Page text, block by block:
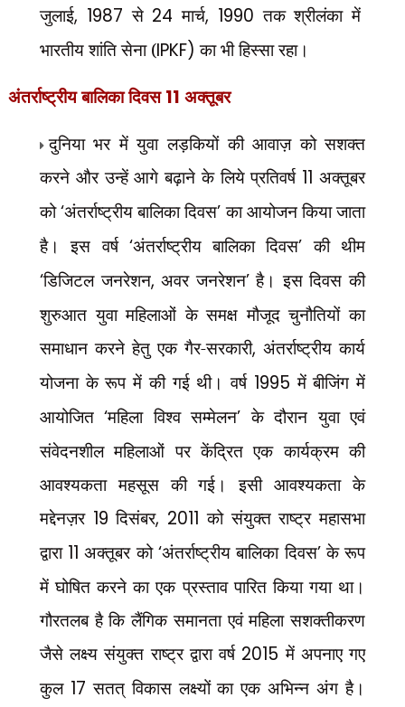
जुलाई, 1987 से 24 मार्च, 1990 तक श्रीलंका में
भारतीय शांति सेना (IPKF)का भी हिस्सा रहा।
अंतर्राष्ट्रीय बालिका दिवस 11 अक्तूबर
दुनिया भर में युवा लड़कियों की आवाज़ को सशक्त
करने और उन्हें आगे बढ़ाने के लिये प्रतिवर्ष 11 अक्तूबर
को‘अंतर्राष्ट्रीय बालिका दिवस’का आयोजन किया जाता
है। इस वर्ष ‘अंतर्राष्ट्रीय बालिका दिवस’की थीम
‘डिजिटल जनरेशन,अवर जनरेशन’है। इस दिवस की
शुरुआत युवा महिलाओं के समक्ष मौजूद चुनौतियों का
समाधान करने हेतु एक गैर-सरकारी,अंतर्राष्ट्रीय कार्य
योजना के रूप में की गई थी। वर्ष 1995 में बीजिंग में
आयोजित‘महिला विश्व सम्मेलन’के दौरान युवा एवं
संवेदनशील महिलाओं पर केंद्रित एक कार्यक्रम की
आवश्यकता महसूस की गई। इसी आवश्यकता के
मद्देनज़र 19 दिसंबर, 2011 को संयुक्त राष्ट्र महासभा
द्वारा 11 अक्तूबर को ‘अंतर्राष्ट्रीय बालिका दिवस’के रूप
में घोषित करने का एक प्रस्ताव पारित किया गया था।
गौरतलब है कि लैंगिक समानता एवं महिला सशक्तीकरण
जैसे लक्ष्य संयुक्त राष्ट्र द्वारा वर्ष 2015 में अपनाए गए
कुल 17 सतत् विकास लक्ष्यों का एक अभिन्न अंग है।